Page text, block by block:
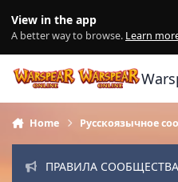
View in the app
A better way to browse. Learn
Home Русскоязычное
ПРАВИЛА СООБЩЕСТВА